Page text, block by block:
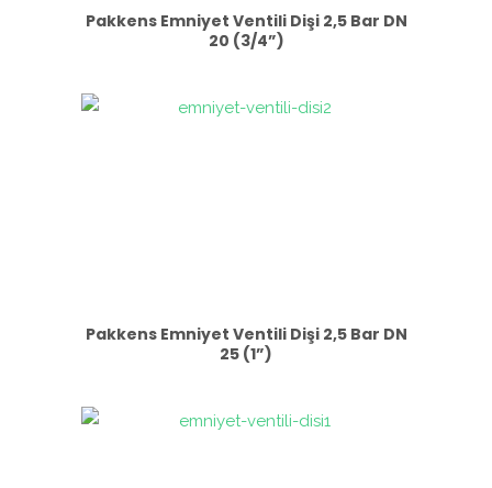
Pakkens Emniyet Ventili Dişi 2,5 Bar DN
20 (3/4”)
Pakkens Emniyet Ventili Dişi 2,5 Bar DN
25 (1”)